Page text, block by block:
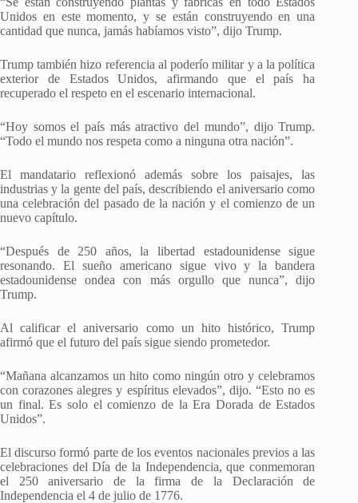
Unidos en este momento, y se están construyendo en una
cantidad que nunca, jamás habíamos visto”, dijo Trump.
Trump también hizo referencia al poderío militar y a la política
exterior de Estados Unidos, afirmando que el país ha
recuperado el respeto en el escenario internacional.
“Hoy somos el país más atractivo del mundo”, dijo Trump.
“Todo el mundo nos respeta como a ninguna otra nación”.
El mandatario reflexionó además sobre los paisajes, las
industrias y la gente del país, describiendo el aniversario como
una celebración del pasado de la nación y el comienzo de un
nuevo capítulo.
“Después de 250 años, la libertad estadounidense sigue
resonando. El sueño americano sigue vivo y la bandera
estadounidense ondea con más orgullo que nunca”, dijo
Trump.
Al calificar el aniversario como un hito histórico, Trump
afirmó que el futuro del país sigue siendo prometedor.
“Mañana alcanzamos un hito como ningún otro y celebramos
con corazones alegres y espíritus elevados”, dijo. “Esto no es
un final. Es solo el comienzo de la Era Dorada de Estados
Unidos”.
El discurso formó parte de los eventos nacionales previos a las
celebraciones del Día de la Independencia, que conmemoran
el 250 aniversario de la firma de la Declaración de
Independencia el 4 de julio de 1776.